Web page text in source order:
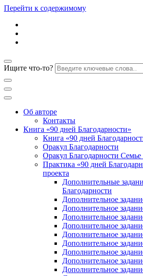
Перейти к содержимому
Ищите что-то?
Практическая
психология
женщин
Об авторе
Контакты
Книга «90 дней Благодарности»
Книга «90 дней
Оракул Благодарности
Оракул Благодарности
Практика «90 дней
проекта
Дополнительные
Благодарности
Дополнительное
Дополнительное
Дополнительное
Дополнительное
Дополнительное
Дополнительное
Дополнительное
Дополнительное
Дополнительное